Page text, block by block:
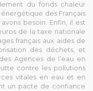
du fonds chaleur
des Français
besoin. Enfin, il est
de la taxe nationale
français aux aides de
des déchets, et
Agences de l’eau en
contre les pollutions
vitales en eau et en
un pacte de confiance